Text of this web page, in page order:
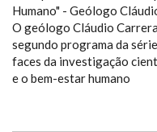
O QUE DIZ A
"SIMPÓSIO
ESTAR
O geólogo Cláudio
segundo programa da
faces da investigação
e o bem-estar humano